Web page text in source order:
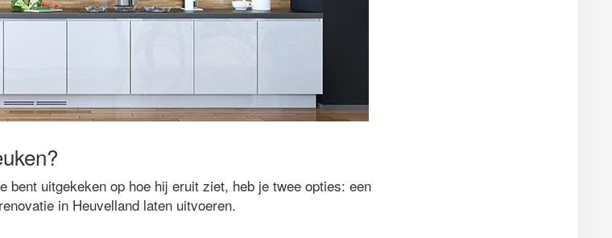
bent uitgekeken op hoe hij eruit ziet, heb je twee opties: een
in Heuvelland laten uitvoeren.